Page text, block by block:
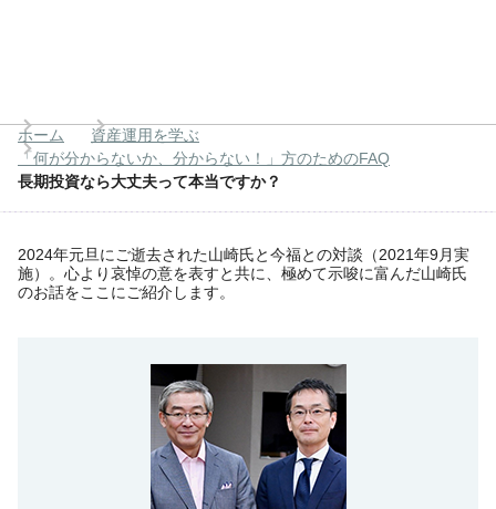
ホーム
資産運用を学ぶ
「何が分からないか、分からない！」方のためのFAQ
長期投資なら大丈夫って本当ですか？
2024年元旦にご逝去された山崎氏と今福との対談（2021年9月実
施）。心より哀悼の意を表すと共に、極めて示唆に富んだ山崎氏
のお話をここにご紹介します。